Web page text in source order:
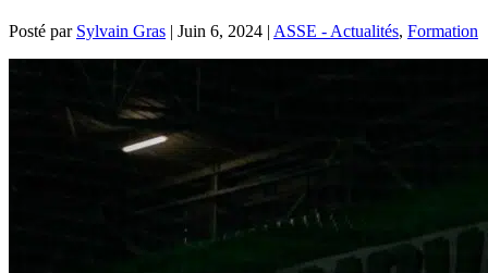
Posté par Sylvain Gras | Juin 6, 2024 | ASSE - Actualités, Formation